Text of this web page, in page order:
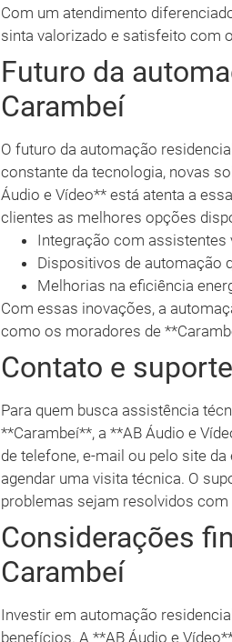
Com um atendimento
sinta valorizado e satisfeito com
Futuro da
Carambeí
O futuro da automação
constante da tecnologia, novas
Áudio e Vídeo** está atenta a
clientes as melhores opções
Integração com assistentes
Dispositivos de automação
Melhorias na eficiência
Com essas inovações, a
como os moradores de
Contato e
Para quem busca assistência
**Carambeí**, a **AB Áudio e
de telefone, e-mail ou pelo site
agendar uma visita técnica. O
problemas sejam resolvidos
Considerações
Carambeí
Investir em automação
benefícios. A **AB Áudio e